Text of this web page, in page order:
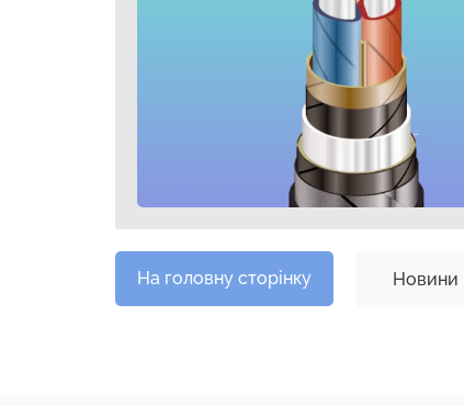
На головну сторінку Новини